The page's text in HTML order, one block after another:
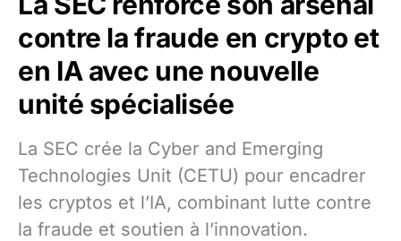
contre la fraude en crypto et
en IA avec une nouvelle
unité spécialisée
La SEC crée la Cyber and Emerging
Technologies Unit (CETU) pour encadrer
les cryptos et l’IA, combinant lutte contre
la fraude et soutien à l’innovation.